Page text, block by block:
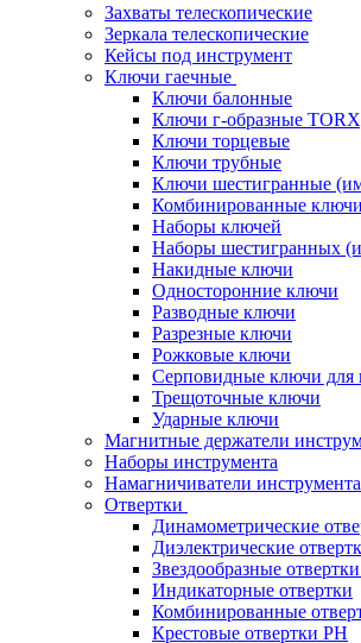
Захваты телескопические
Зеркала телескопические
Кейсы под инструмент
Ключи гаечные
Ключи балонные
Ключи г-образные
Ключи торцевые
Ключи трубные
Ключи шестигранные
Комбинированные ключи
Наборы ключей
Наборы шестигранных
Накидные ключи
Односторонние ключи
Разводные ключи
Разрезные ключи
Рожковые ключи
Серповидные ключи для
Трещоточные ключи
Ударные ключи
Магнитные держатели
Наборы инструмента
Намагничиватели инструмента
Отвертки
Динамометрические
Диэлектрические
Звездообразные
Индикаторные отвертки
Комбинированные
Крестовые отвертки PH